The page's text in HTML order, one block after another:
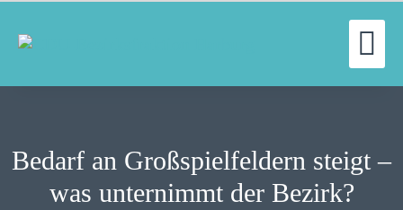
Bedarf an Großspielfeldern steigt –
was unternimmt der Bezirk?
UNSERE ARBEIT
AUSSCHÜSSE
AKTUELLES